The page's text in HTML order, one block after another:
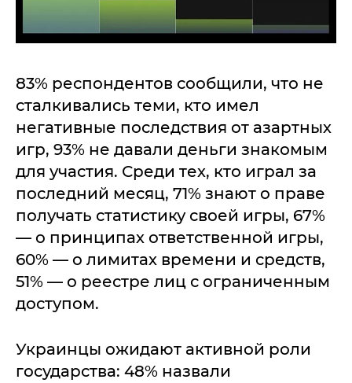
83% респондентов сообщили, что не
сталкивались теми, кто имел
негативные последствия от азартных
игр, 93% не давали деньги знакомым
для участия. Среди тех, кто играл за
последний месяц, 71% знают о праве
получать статистику своей игры, 67%
— о принципах ответственной игры,
60% — о лимитах времени и средств,
51% — о реестре лиц с ограниченным
доступом.
Украинцы ожидают активной роли
государства: 48% назвали